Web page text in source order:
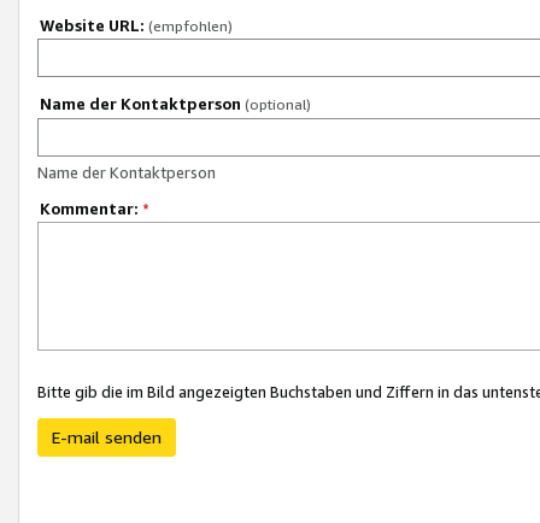
Website URL: (empfohlen)
Name der Kontaktperson (optional)
Name der Kontaktperson
Kommentar: *
Bitte gib die im Bild angezeigten Buchstaben und Ziffern in das
E-mail senden